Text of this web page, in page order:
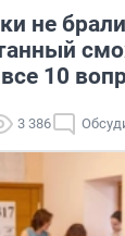
не
10
3 386